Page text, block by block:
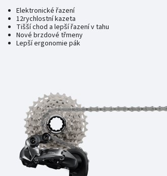
Elektronické řazení
12rychlostní kazeta
Tišší chod a lepší řazení v tahu
Nové brzdové třmeny
Lepší ergonomie pák